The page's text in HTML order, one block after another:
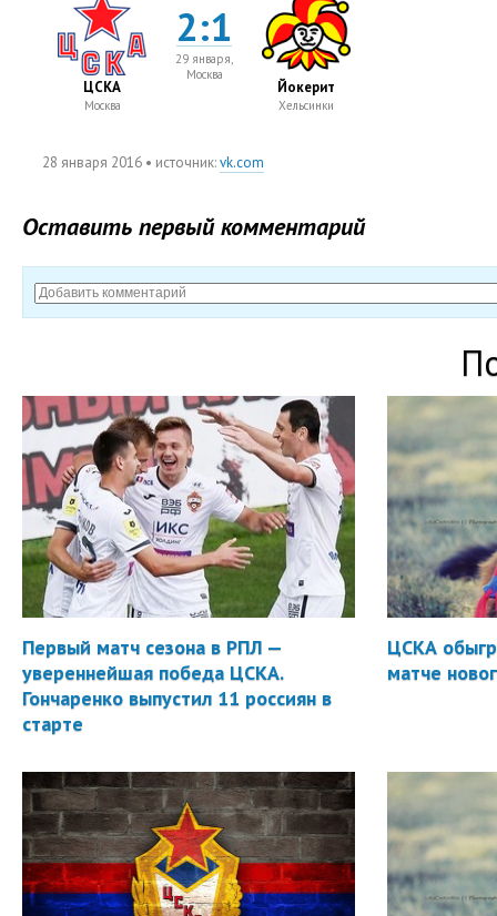
ЦСКА
Москва
2:1
29 января,
Москва
Йокерит
Хельсинки
28 января 2016 • источник:vk.com
Оставить первый комментарий
Первый матч сезона в РПЛ —
увереннейшая победа ЦСКА.
Гончаренко выпустил 11 россиян в
старте
ЦСКА
матче